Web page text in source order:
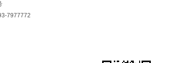
阮家路53号
吴春祥 0593-7977772